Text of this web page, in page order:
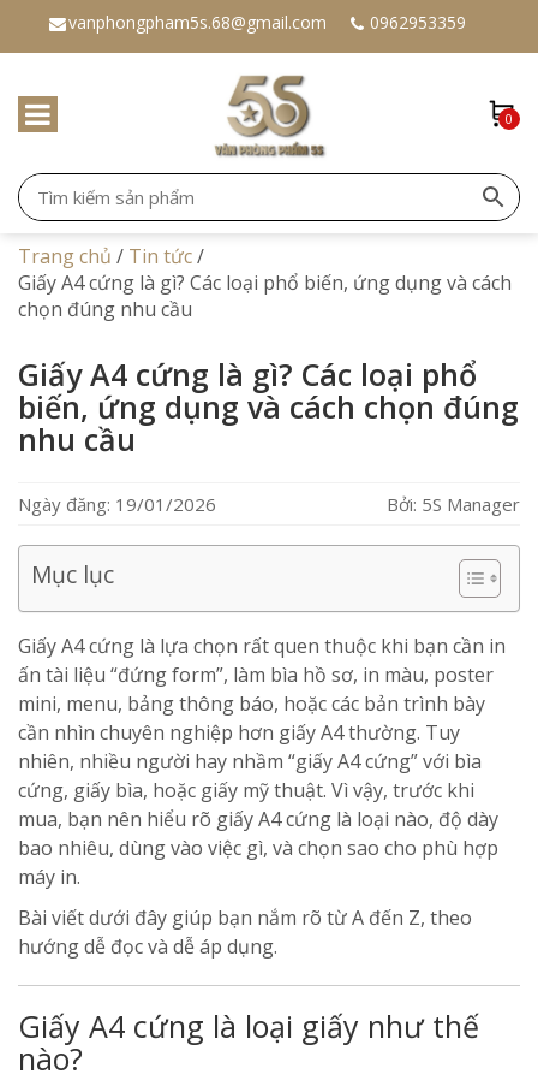
vanphongpham5s.68@gmail.com 0962953359
0
Trang chủ / Tin tức/
Giấy A4 cứng là gì? Các loại phổ biến, ứng dụng và cách
chọn đúng nhu cầu
Giấy A4 cứng là gì? Các loại phổ
biến, ứng dụng và cách chọn đúng
nhu cầu
Ngày đăng: 19/01/2026 Bởi: 5S Manager
Mục lục
Giấy A4 cứng là lựa chọn rất quen thuộc khi bạn cần in
ấn tài liệu “đứng form”, làm bìa hồ sơ, in màu, poster
mini, menu, bảng thông báo, hoặc các bản trình bày
cần nhìn chuyên nghiệp hơn giấy A4 thường. Tuy
nhiên, nhiều người hay nhầm “giấy A4 cứng” với bìa
cứng, giấy bìa, hoặc giấy mỹ thuật. Vì vậy, trước khi
mua, bạn nên hiểu rõ giấy A4 cứng là loại nào, độ dày
bao nhiêu, dùng vào việc gì, và chọn sao cho phù hợp
máy in.
Bài viết dưới đây giúp bạn nắm rõ từ A đến Z, theo
hướng dễ đọc và dễ áp dụng.
Giấy A4 cứng là loại giấy như thế
nào?